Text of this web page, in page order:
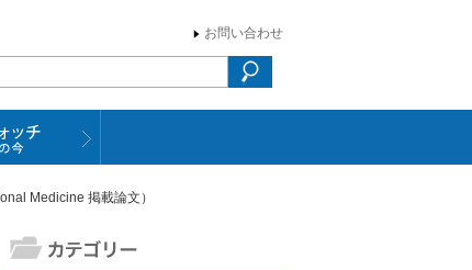
お問い合わせ
Medicine 掲載論文）